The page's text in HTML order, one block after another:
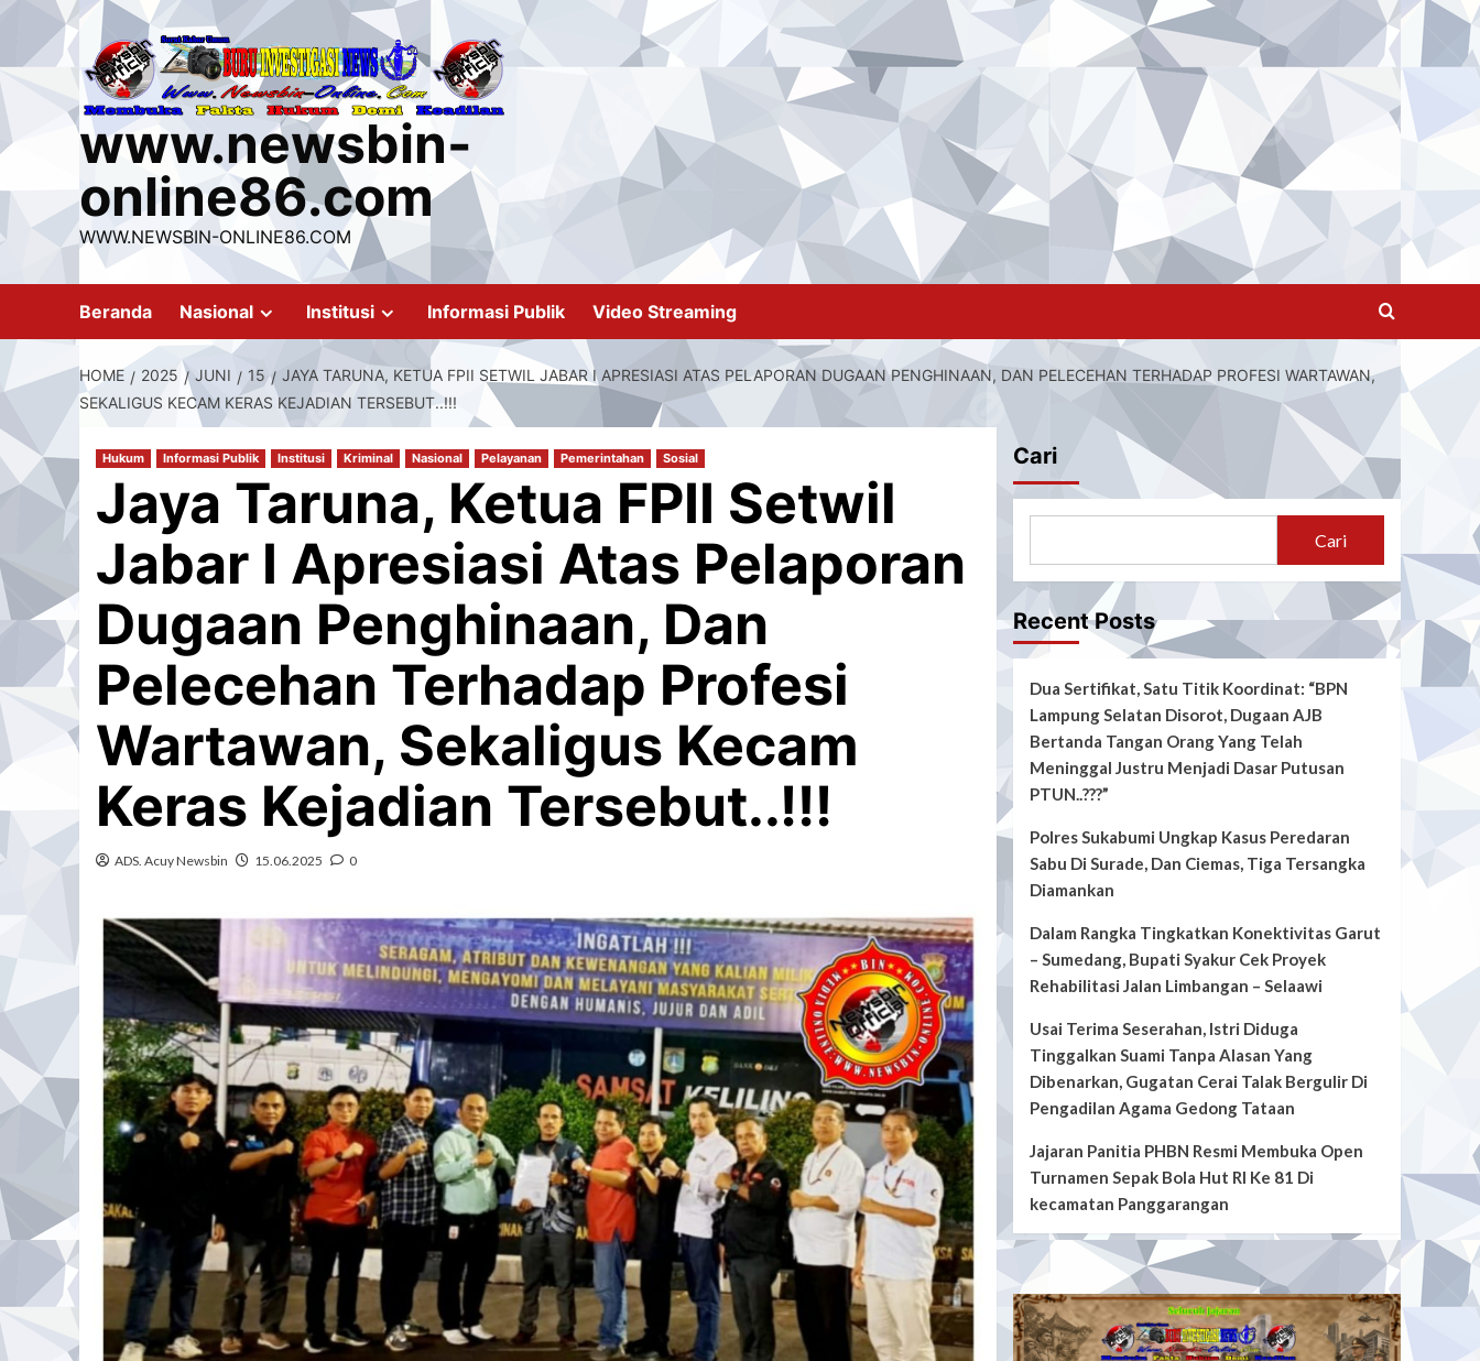
content
www.newsbin-
online86.com
WWW.NEWSBIN-ONLINE86.COM
Beranda Nasional Institusi Informasi Publik Video Streaming
HOME 2025 JUNI 15
JAYA TARUNA, KETUA FPII SETWIL JABAR I APRESIASI ATAS PELAPORAN DUGAAN PENGHINAAN, DAN PELECEHAN TERHADAP PROFESI WARTAWAN,
SEKALIGUS KECAM KERAS KEJADIAN TERSEBUT..!!!
Hukum Informasi Publik Institusi Kriminal Nasional Pelayanan Pemerintahan Sosial
Jaya Taruna, Ketua FPII Setwil
Jabar I Apresiasi Atas Pelaporan
Dugaan Penghinaan, Dan
Pelecehan Terhadap Profesi
Wartawan, Sekaligus Kecam
Keras Kejadian Tersebut..!!!
ADS. Acuy Newsbin 15.06.2025 0
Cari
Cari
Recent Posts
Dua Sertifikat, Satu Titik Koordinat: “BPN
Lampung Selatan Disorot, Dugaan AJB
Bertanda Tangan Orang Yang Telah
Meninggal Justru Menjadi Dasar Putusan
PTUN..???”
Polres Sukabumi Ungkap Kasus Peredaran
Sabu Di Surade, Dan Ciemas, Tiga Tersangka
Diamankan
Dalam Rangka Tingkatkan Konektivitas Garut
– Sumedang, Bupati Syakur Cek Proyek
Rehabilitasi Jalan Limbangan – Selaawi
Usai Terima Seserahan, Istri Diduga
Tinggalkan Suami Tanpa Alasan Yang
Dibenarkan, Gugatan Cerai Talak Bergulir Di
Pengadilan Agama Gedong Tataan
Jajaran Panitia PHBN Resmi Membuka Open
Turnamen Sepak Bola Hut RI Ke 81 Di
kecamatan Panggarangan